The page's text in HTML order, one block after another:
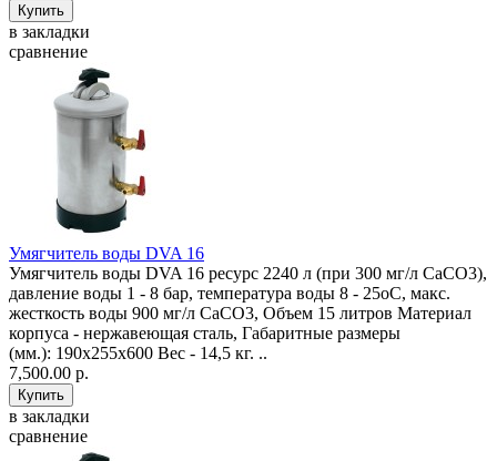
в закладки
сравнение
Умягчитель воды DVA 16
Умягчитель воды DVA 16 ресурс 2240 л (при 300 мг/л CaCO3),
давление воды 1 - 8 бар, температура воды 8 - 25оС, макс.
жесткость воды 900 мг/л CaCO3, Объем 15 литров Материал
корпуса - нержавеющая сталь, Габаритные размеры
(мм.): 190x255x600 Вес - 14,5 кг. ..
7,500.00 р.
в закладки
сравнение